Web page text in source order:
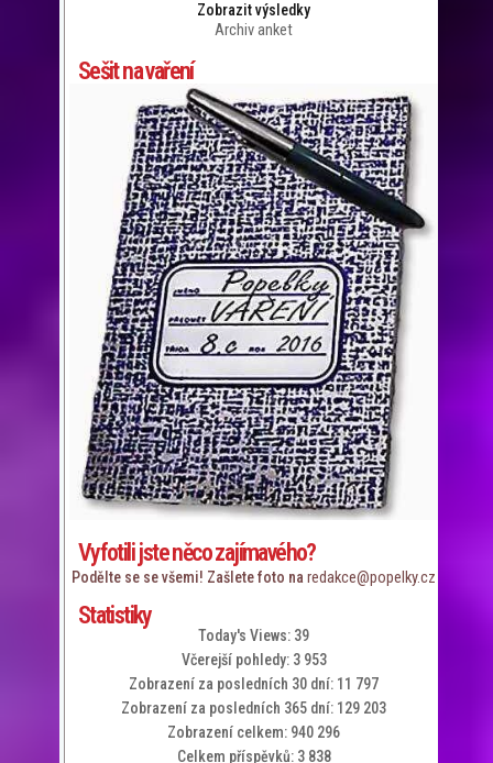
Zobrazit výsledky
Archiv anket
Sešit na vaření
Vyfotili jste něco zajímavého?
Podělte se se všemi! Zašlete foto na redakce@popelky.cz
Statistiky
Today's Views: 39
Včerejší pohledy: 3 953
Zobrazení za posledních 30 dní: 11 797
Zobrazení za posledních 365 dní: 129 203
Zobrazení celkem: 940 296
Celkem příspěvků: 3 838